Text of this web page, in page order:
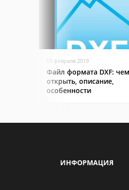
05 февраля 2019
Файл формата DXF: чем
открыть, описание,
особенности
ИНФОРМАЦИЯ